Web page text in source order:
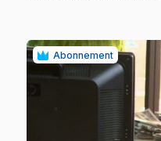
Abonnement